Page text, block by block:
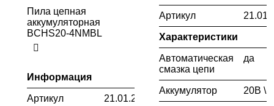
Пила цепная
аккумуляторная
BCHS20-4NMBL
Информация
Артикул 21.01.231.001
Артикул
Характеристики
Автоматическая
смазка цепи
да
Аккумулятор 20В \